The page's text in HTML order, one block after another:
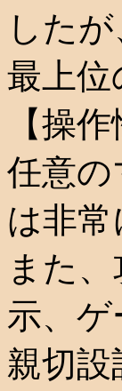
したが
最上位
【操
任意
は非常
また
示、
親切